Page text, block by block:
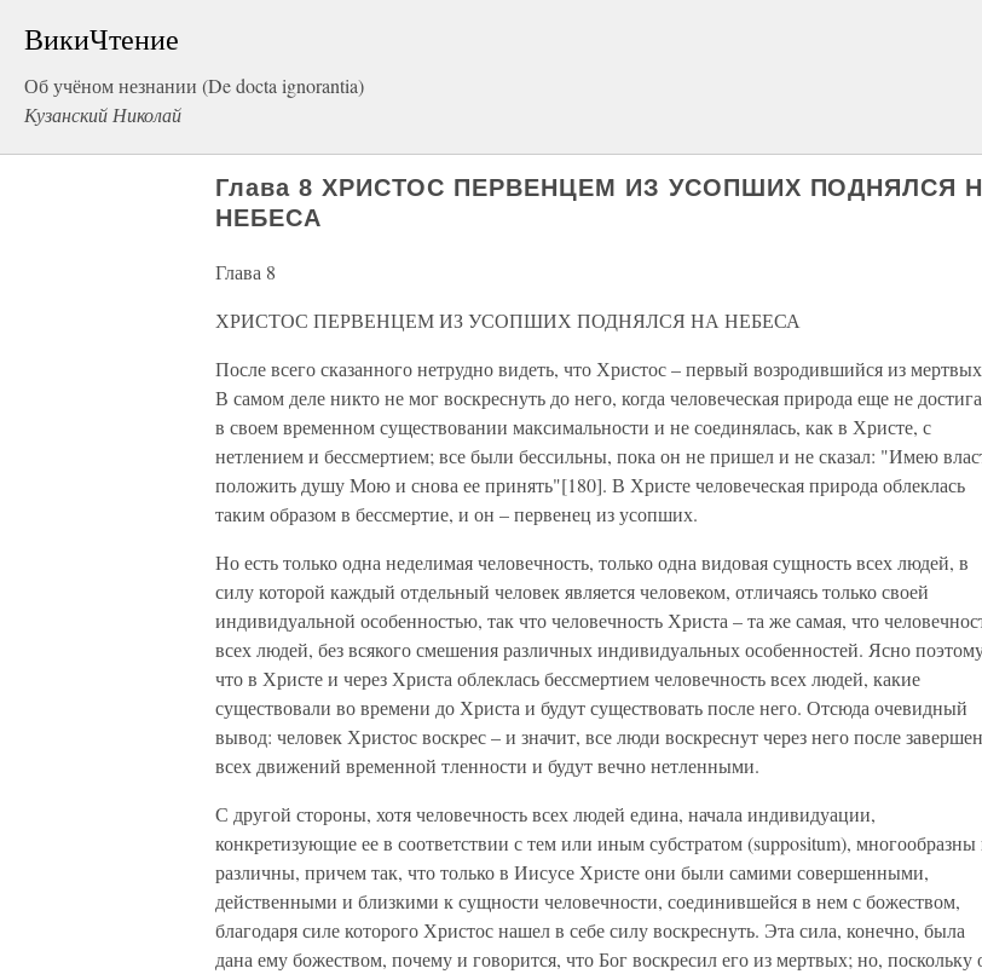
ВикиЧтение
Об учёном незнании (De docta ignorantia)
Кузанский Николай
Глава 8 ХРИСТОС ПЕРВЕНЦЕМ ИЗ УСОПШИХ ПОДНЯЛСЯ
НЕБЕСА
Глава 8
ХРИСТОС ПЕРВЕНЦЕМ ИЗ УСОПШИХ ПОДНЯЛСЯ НА НЕБЕСА
После всего сказанного нетрудно видеть, что Христос – первый возродившийся из
В самом деле никто не мог воскреснуть до него, когда человеческая природа еще не
в своем временном существовании максимальности и не соединялась, как в Христе, с
нетлением и бессмертием; все были бессильны, пока он не пришел и не сказал: "Имею
положить душу Мою и снова ее принять"[180]. В Христе человеческая природа облеклась
таким образом в бессмертие, и он – первенец из усопших.
Но есть только одна неделимая человечность, только одна видовая сущность всех людей, в
силу которой каждый отдельный человек является человеком, отличаясь только своей
индивидуальной особенностью, так что человечность Христа – та же самая, что
всех людей, без всякого смешения различных индивидуальных особенностей. Ясно
что в Христе и через Христа облеклась бессмертием человечность всех людей, какие
существовали во времени до Христа и будут существовать после него. Отсюда очевидный
вывод: человек Христос воскрес – и значит, все люди воскреснут через него после
всех движений временной тленности и будут вечно нетленными.
С другой стороны, хотя человечность всех людей едина, начала индивидуации,
конкретизующие ее в соответствии с тем или иным субстратом (suppositum), многообразны
различны, причем так, что только в Иисусе Христе они были самими совершенными,
действенными и близкими к сущности человечности, соединившейся в нем с божеством,
благодаря силе которого Христос нашел в себе силу воскреснуть. Эта сила, конечно, была
дана ему божеством, почему и говорится, что Бог воскресил его из мертвых; но, поскольку